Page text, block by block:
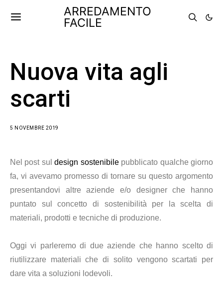
ARREDAMENTO
FACILE
Nuova vita agli
scarti
5 NOVEMBRE 2019
Nel post suldesign sostenibilepubblicato qualche giorno
fa, vi avevamo promesso di tornare su questo argomento
presentandovi altre aziende e/o designer che hanno
puntato sul concetto di sostenibilità per la scelta di
materiali, prodotti e tecniche di produzione.
Oggi vi parleremo di due aziende che hanno scelto di
riutilizzare materiali che di solito vengono scartati per
dare vita a soluzioni lodevoli.